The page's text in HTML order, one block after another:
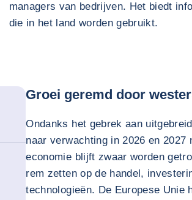
managers van bedrijven. Het biedt
die in het land worden gebruikt.
Groei geremd door
Ondanks het gebrek aan
naar verwachting in 2026 en
economie blijft zwaar worden
rem zetten op de handel,
technologieën. De Europese Unie